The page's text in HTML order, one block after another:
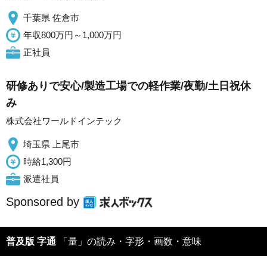
千葉県 佐倉市
年収800万円～1,000万円
正社員
研修ありで安心/製造工場での軽作業/夜勤/土日祝休
み
株式会社ワールドインテック
埼玉県 上尾市
時給1,300円
派遣社員
Sponsored by
普及版 字通 「量」の読み・字形・画数・意味